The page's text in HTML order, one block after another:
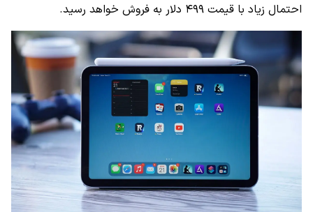
احتمال زیاد با قیمت ۴۹۹ دلار به فروش خواهد رسید.